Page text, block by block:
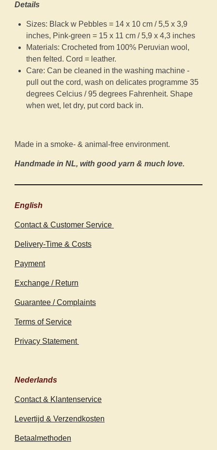
Details
Sizes: Black w Pebbles = 14 x 10 cm / 5,5 x 3,9
inches, Pink-green = 15 x 11 cm / 5,9 x 4,3 inches
Materials: Crocheted from 100% Peruvian wool,
then felted. Cord = leather.
Care: Can be cleaned in the washing machine -
pull out the cord, wash on delicates programme 35
degrees Celcius / 95 degrees Fahrenheit. Shape
when wet, let dry, put cord back in.
Made in a smoke- & animal-free environment.
Handmade in NL, with good yarn & much love.
English
Contact & Customer Service
Delivery-Time & Costs
Payment
Exchange / Return
Guarantee / Complaints
Terms of Service
Privacy Statement
Nederlands
Contact & Klantenservice
Levertijd & Verzendkosten
Betaalmethoden